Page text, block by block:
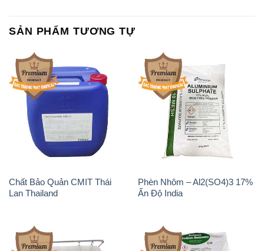
Chất Bảo Quản CMIT Thái
Lan Thailand
Phèn Nhôm – Al2(SO4)3 17%
Ấn Độ India